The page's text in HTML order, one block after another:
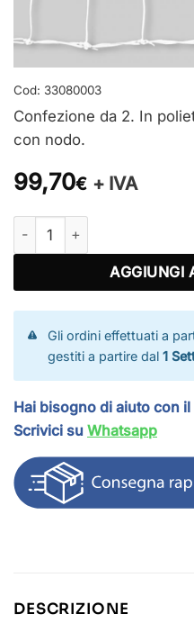
Cod: 33080003
Confezione da 2. In
con nodo.
99,70€ + IVA
Rete per porte calcetto
AGGIUNGI
Gli ordini effettuati a
gestiti a partire dal1
Hai bisogno di aiuto con
Scrivici su Whatsapp
DESCRIZIONE